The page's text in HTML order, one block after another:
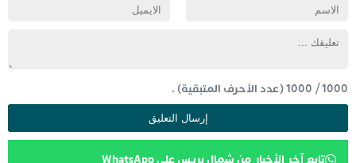
1000
/
1000(عدد الأحرف المتبقية) .
تابع آخر الأخبار من شمال بريس على WhatsApp